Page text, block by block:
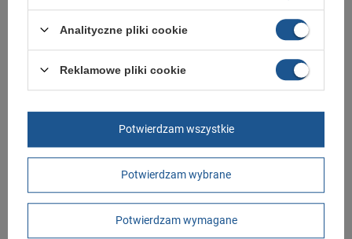
więcej informacji
Stawki VAT dla konsumentów z kraju:
Analityczne pliki cookie
Reklamowe pliki cookie
Potwierdzam wybrane
Potwierdzam wymagane
Potwierdzam wszystkie